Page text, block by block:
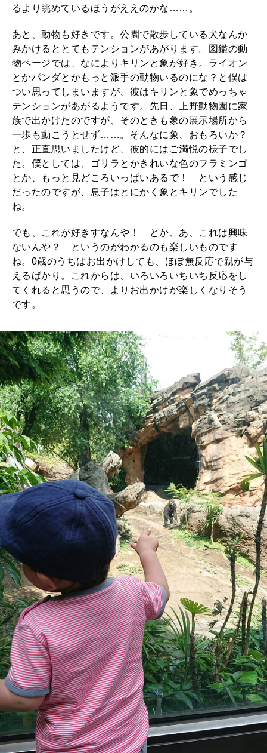
るより眺めているほうがええのかな……。
あと、動物も好きです。公園で散歩している犬なんか
みかけるととてもテンションがあがります。図鑑の動
物ページでは、なによりキリンと象が好き。ライオン
とかパンダとかもっと派手の動物いるのにな？と僕は
つい思ってしまいますが、彼はキリンと象でめっちゃ
テンションがあがるようです。先日、上野動物園に家
族で出かけたのですが、そのときも象の展示場所から
一歩も動こうとせず……。そんなに象、おもろいか？
と、正直思いましたけど、彼的にはご満悦の様子でし
た。僕としては、ゴリラとかきれいな色のフラミンゴ
とか、もっと見どころいっぱいあるで！ という感じ
だったのですが、息子はとにかく象とキリンでした
ね。
でも、これが好きすなんや！ とか、あ、これは興味
ないんや？ というのがわかるのも楽しいものです
ね。0歳のうちはお出かけしても、ほぼ無反応で親が与
えるばかり。これからは、いろいろいちいち反応をし
てくれると思うので、よりお出かけが楽しくなりそう
です。